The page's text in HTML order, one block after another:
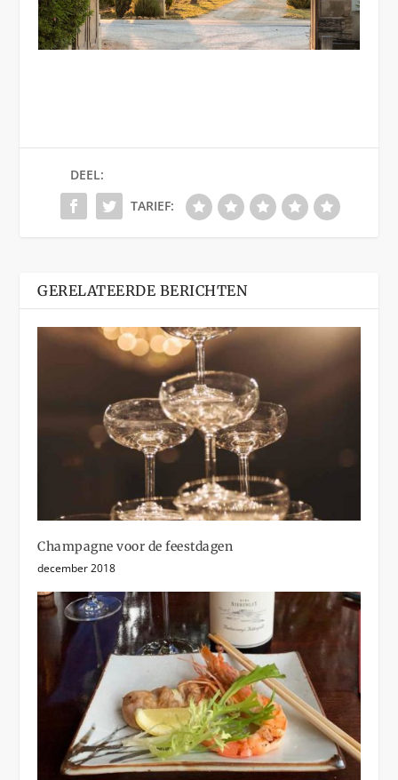
DEEL:
TARIEF:
GERELATEERDE BERICHTEN
Champagne voor de feestdagen
december 2018